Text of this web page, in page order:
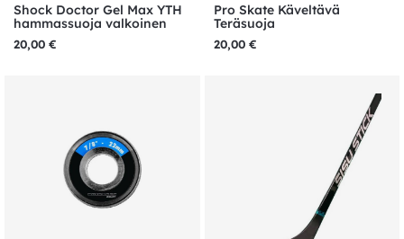
Shock Doctor Gel Max YTH
hammassuoja valkoinen
20,00 €
Pro Skate Käveltävä
Teräsuoja
20,00 €